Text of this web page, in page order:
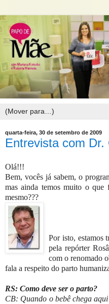
quarta-feira, 30 de setembro de 2009
Entrevista com Dr.
Olá!!!
Bem, vocês já sabem, o
mas ainda temos muito o
mesmo???
Por isto, estamos
pela repórter
com o renomado
fala a respeito do parto
RS: Como deve ser o parto?
CB: Quando o bebê chega